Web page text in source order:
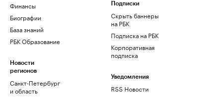
Финансы
Биографии
База знаний
РБК Образование
Новости
регионов
Санкт-Петербург
и область
Подписки
Скрыть баннеры
на РБК
Подписка на РБК
Корпоративная
подписка
Уведомления
RSS Новости